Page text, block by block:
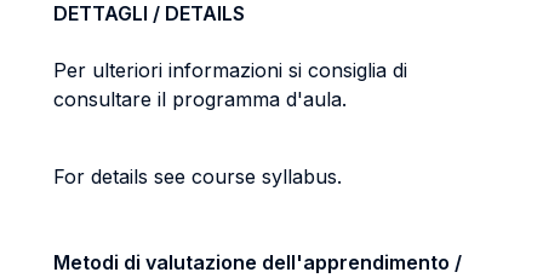
DETTAGLI / DETAILS
Per ulteriori informazioni si consiglia di
consultare il programma d'aula.
For details see course syllabus.
Metodi di valutazione dell'apprendimento /